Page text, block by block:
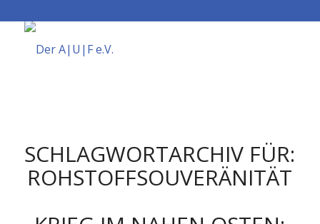
SCHLAGWORTARCHIV FÜR:
ROHSTOFFSOUVERÄNITÄT